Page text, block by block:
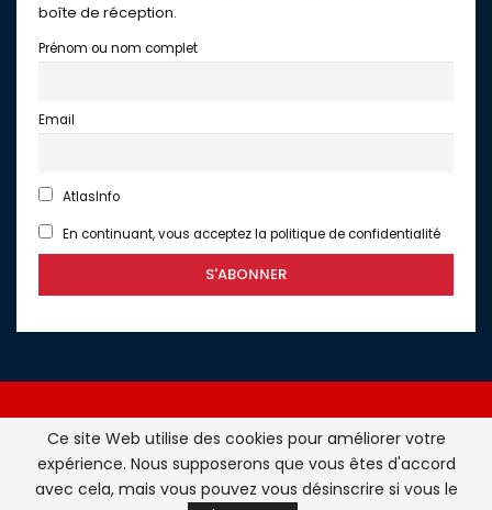
boîte de réception.
Prénom ou nom complet
Email
AtlasInfo
En continuant, vous acceptez la politique de confidentialité
Atlasinfo.fr : l'essentiel de l'actualité de la France et du
Maghreb © Tous Droits Réservés - Atlasinfo- 2026
Ce site Web utilise des cookies pour améliorer votre
expérience. Nous supposerons que vous êtes d'accord
avec cela, mais vous pouvez vous désinscrire si vous le